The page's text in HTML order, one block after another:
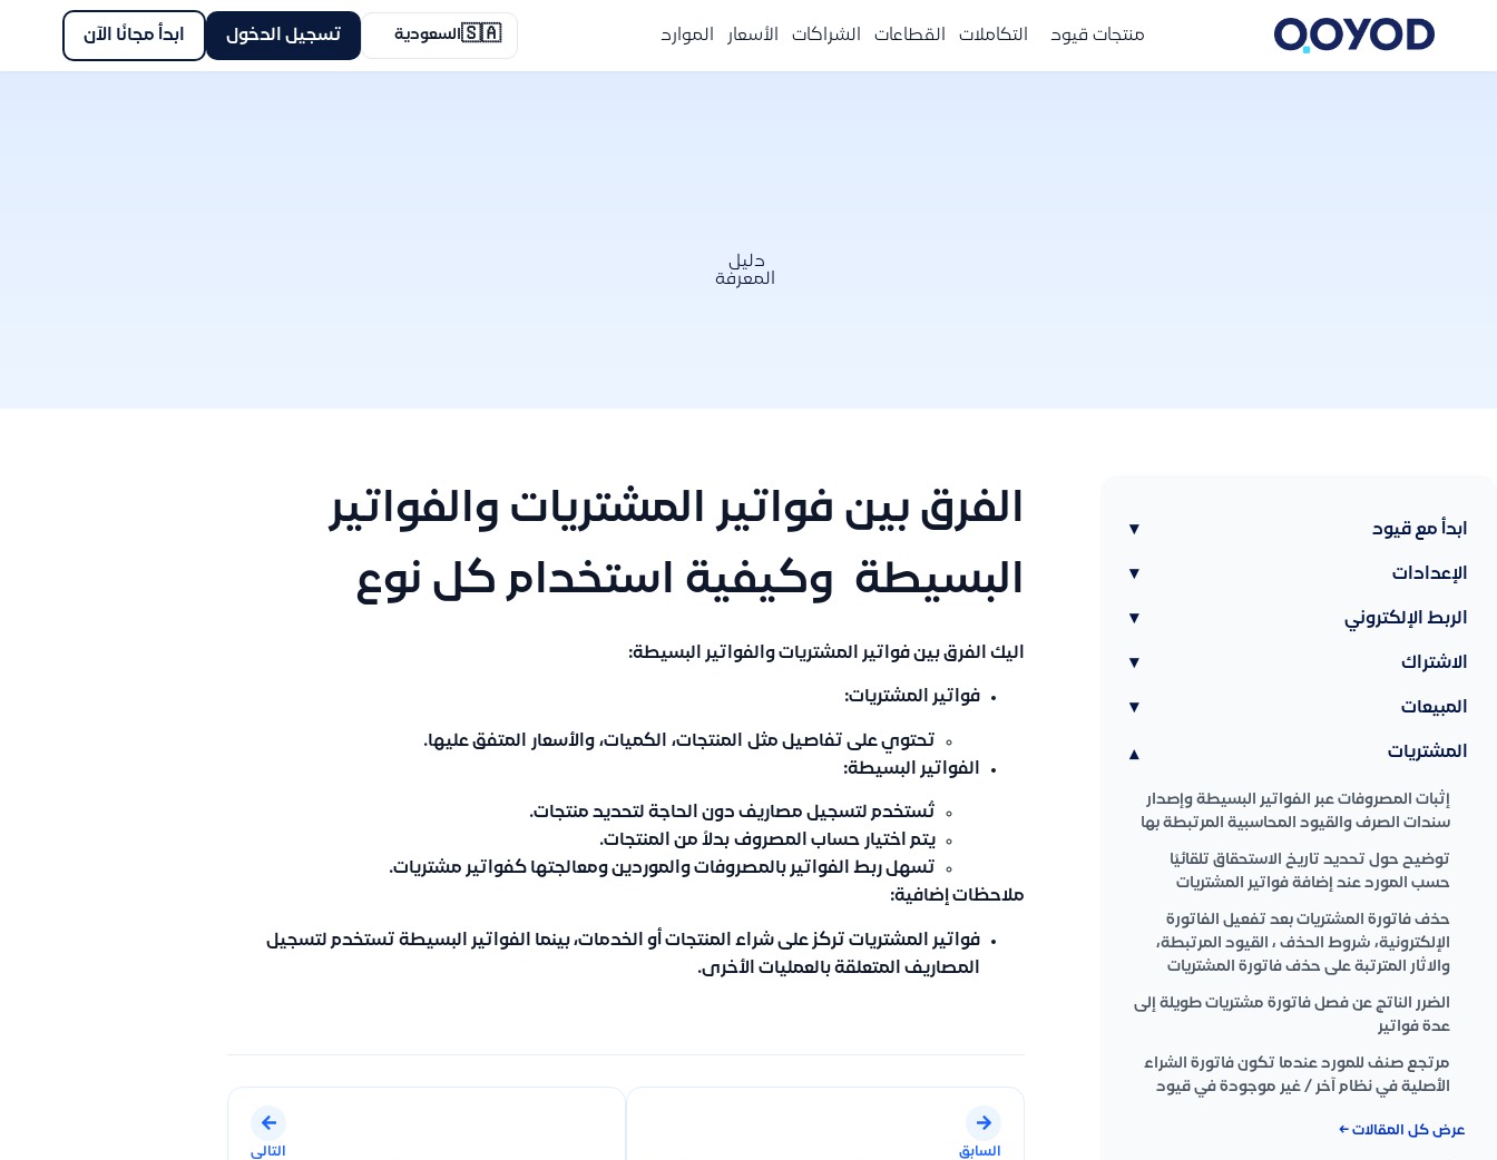
منتجات قيود التكاملات القطاعات الشراكات الأسعار الموارد 🇸🇦السعودية تسجيل الدخول ابدأ مجانًا الآن
دليل
المعرفة
ابدأ مع قيود ▾
الإعدادات ▾
الربط الإلكتروني ▾
الاشتراك ▾
المبيعات ▾
المشتريات ▾
إثبات المصروفات عبر الفواتير البسيطة وإصدار
سندات الصرف والقيود المحاسبية المرتبطة بها
توضيح حول تحديد تاريخ الاستحقاق تلقائيًا
حسب المورد عند إضافة فواتير المشتريات
حذف فاتورة المشتريات بعد تفعيل الفاتورة
الإلكترونية، شروط الحذف ، القيود المرتبطة،
والاثار المترتبة على حذف فاتورة المشتريات
الضرر الناتج عن فصل فاتورة مشتريات طويلة إلى
عدة فواتير
مرتجع صنف للمورد عندما تكون فاتورة الشراء
الأصلية في نظام آخر / غير موجودة في قيود
عرض كل المقالات ←
الفرق بين فواتير المشتريات والفواتير
البسيطة وكيفية استخدام كل نوع
اليك الفرق بين فواتير المشتريات والفواتير البسيطة:
فواتير المشتريات:
تحتوي على تفاصيل مثل المنتجات، الكميات، والأسعار
المتفق عليها.
الفواتير البسيطة:
تُستخدم لتسجيل مصاريف دون الحاجة لتحديد منتجات.
يتم اختيار حساب المصروفبدلاً من المنتجات.
تسهل ربط الفواتير بالمصروفات والموردين ومعالجتها كفواتير مشتريات.
ملاحظات إضافية:
فواتير المشتريات تركز على شراء المنتجات أو الخدمات، بينما الفواتير البسيطة تستخدم لتسجيل
المصاريف المتعلقة بالعمليات الأخرى.
السابق التالى